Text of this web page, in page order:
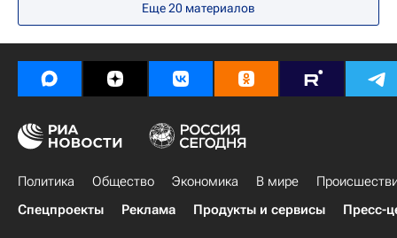
Еще20 материалов
Политика Общество Экономика В мире
Спецпроекты
Реклама Продукты и сервисы Пресс-